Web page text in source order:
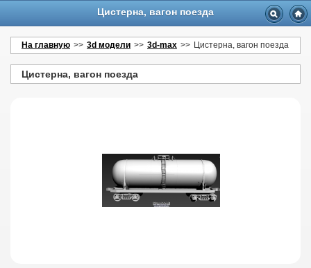
Цистерна, вагон поезда
На главную >> 3d модели >> 3d-max >> Цистерна, вагон поезда
Цистерна, вагон поезда